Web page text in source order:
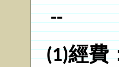
--
(1)經費